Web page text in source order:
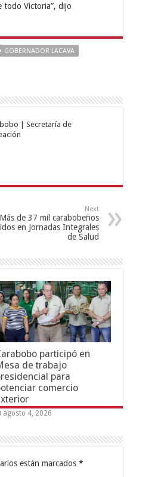
todo Victoria”, dijo
GOBERNADOR LACAVA
| Secretaría de
Next
Más de 37 mil carabobeños
en Jornadas Integrales
de Salud
participó en
de trabajo
para
comercio
agosto 4, 2026
están marcados *